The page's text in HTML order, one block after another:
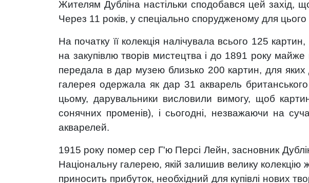
Жителям Дубліна настільки сподобався цей захід,
Через 11 років, у спеціально спорудженому для
На початку її колекція налічувала всього 125
на закупівлю творів мистецтва і до 1891 року
передала в дар музею близько 200 картин, для
галерея одержала як дар 31 акварель
цьому, дарувальники висловили вимогу, щоб
сонячних променів), і сьогодні, незважаючи на
акварелей.
1915 року помер сер Г'ю Персі Лейн, засновник
Національну галерею, якій залишив велику
приносить прибуток, необхідний для купівлі нових